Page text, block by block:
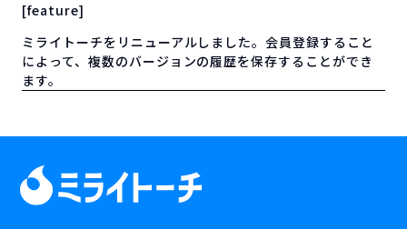
[feature]
ミライトーチをリニューアルしました。会員登録すること
によって、複数のバージョンの履歴を保存することができ
ます。